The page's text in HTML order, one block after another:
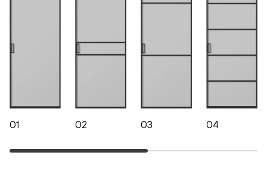
01 02 03 04